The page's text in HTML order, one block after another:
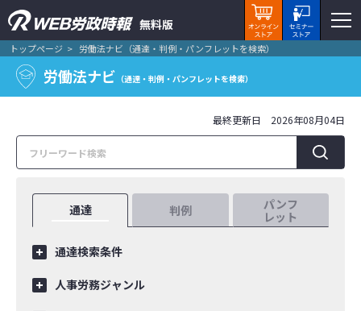
無料版
トップページ 労働法ナビ（通達・判例・パンフレットを検索）
労働法ナビ （通達・判例・パンフレットを検索）
最終更新日 2026年08月04日
通達 判例
パンフ
レット
通達検索条件
人事労務ジャンル